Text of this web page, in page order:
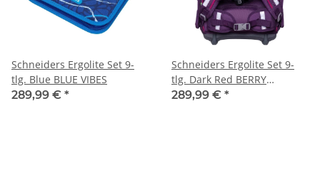
Schneiders Ergolite Set 9-
tlg. Blue BLUE VIBES
289,99 € *
Schneiders Ergolite Set 9-
tlg. Dark Red BERRY
BLOSSOM
289,99 € *